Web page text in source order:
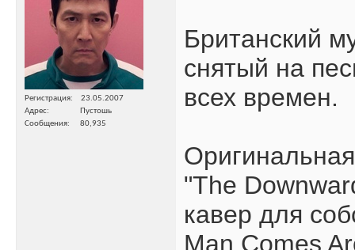
Регистрация
23.05.2007
Адрес
Пустошь
Сообщения
80,935
Британский
снятый на
всех времен.
"The
кавер для
Man Comes